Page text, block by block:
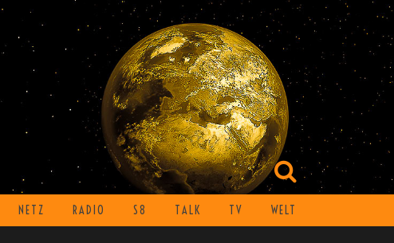
NETZ RADIO S8 TALK TV WELT